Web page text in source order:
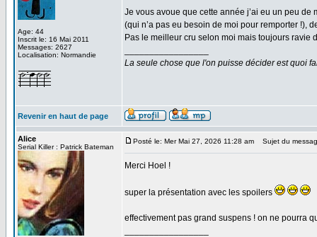
Age: 44
Inscrit le: 16 Mai 2011
Messages: 2627
Localisation: Normandie
Je vous avoue que cette année j’ai eu un peu
(qui n’a pas eu besoin de moi pour remporter !),
Pas le meilleur cru selon moi mais toujours ravie
La seule chose que l'on puisse décider est quoi
Revenir en haut de page
Alice
Serial Killer : Patrick Bateman
Posté le: Mer Mai 27, 2026 11:28 am Sujet du
Merci Hoel !
super la présentation avec les spoilers
effectivement pas grand suspens ! on ne pourra